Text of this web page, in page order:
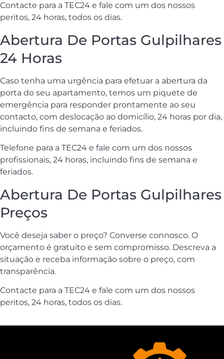
Contacte para a TEC24 e fale com um dos nossos
peritos, 24 horas, todos os dias.
Abertura De Portas Gulpilhares
24 Horas
Caso tenha uma urgência para efetuar a abertura da
porta do seu apartamento, temos um piquete de
emergência para responder prontamente ao seu
contacto, com deslocação ao domicílio, 24 horas por dia,
incluindo fins de semana e feriados.
Telefone para a TEC24 e fale com um dos nossos
profissionais, 24 horas, incluindo fins de semana e
feriados.
Abertura De Portas Gulpilhares
Preços
Você deseja saber o preço? Converse connosco. O
orçamento é gratuito e sem compromisso. Descreva a
situação e receba informação sobre o preço, com
transparência.
Contacte para a TEC24 e fale com um dos nossos
peritos, 24 horas, todos os dias.